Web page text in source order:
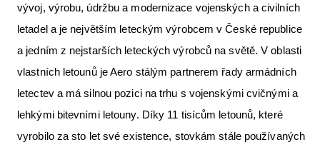
vývoj, výrobu, údržbu a modernizace vojenských a civilních
letadel a je největším leteckým výrobcem v České republice
a jedním z nejstarších leteckých výrobců na světě. V oblasti
vlastních letounů je Aero stálým partnerem řady armádních
letectev a má silnou pozici na trhu s vojenskými cvičnými a
lehkými bitevními letouny. Díky 11 tisícům letounů, které
vyrobilo za sto let své existence, stovkám stále používaných